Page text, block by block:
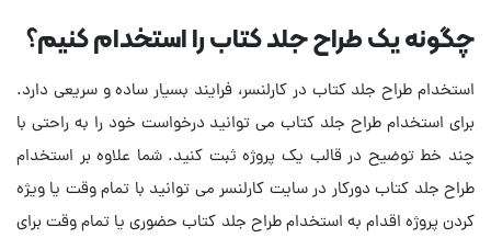
چگونه یک طراح جلد کتاب را استخدام کنیم؟
استخدام طراح جلد کتاب در کارلنسر، فرایند بسیار ساده و سریعی دارد.
برای استخدام طراح جلد کتاب می توانید درخواست خود را به راحتی با
چند خط توضیح در قالب یک پروژه ثبت کنید. شما علاوه بر استخدام
طراح جلد کتاب دورکار در سایت کارلنسر می توانید با تمام وقت یا ویژه
کردن پروژه اقدام به استخدام طراح جلد کتاب حضوری یا تمام وقت برای